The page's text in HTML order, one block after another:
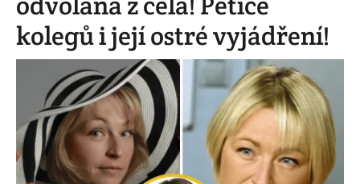
kolegů i její ostré vyjádření!